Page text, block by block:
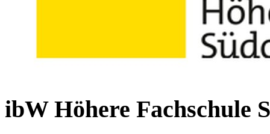
ibW Höhere Fachschule